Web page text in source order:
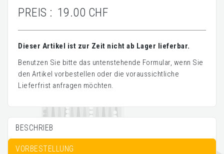
PREIS : 19.00 CHF
Dieser Artikel ist zur Zeit nicht ab Lager lieferbar.
Benutzen Sie bitte das untenstehende Formular, wenn Sie
den Artikel vorbestellen oder die voraussichtliche
Lieferfrist anfragen möchten.
BESCHRIEB
VORBESTELLUNG